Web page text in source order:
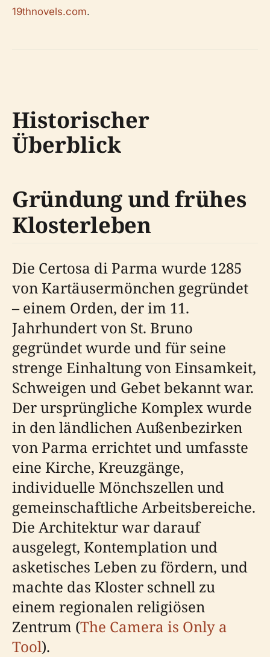
19thnovels.com.
Historischer
Überblick
Gründung und frühes
Klosterleben
Die Certosa di Parma wurde 1285
von Kartäusermönchen gegründet
– einem Orden, der im 11.
Jahrhundert von St. Bruno
gegründet wurde und für seine
strenge Einhaltung von Einsamkeit,
Schweigen und Gebet bekannt war.
Der ursprüngliche Komplex wurde
in den ländlichen Außenbezirken
von Parma errichtet und umfasste
eine Kirche, Kreuzgänge,
individuelle Mönchszellen und
gemeinschaftliche Arbeitsbereiche.
Die Architektur war darauf
ausgelegt, Kontemplation und
asketisches Leben zu fördern, und
machte das Kloster schnell zu
einem regionalen religiösen
Zentrum (The Camera is Only a
Tool).